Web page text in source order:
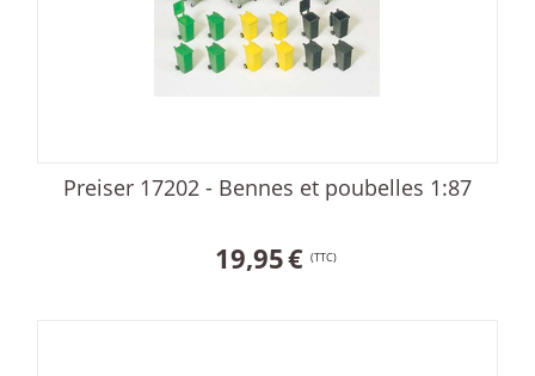
Preiser 17202 - Bennes et poubelles 1:87
19,95€ (TTC)